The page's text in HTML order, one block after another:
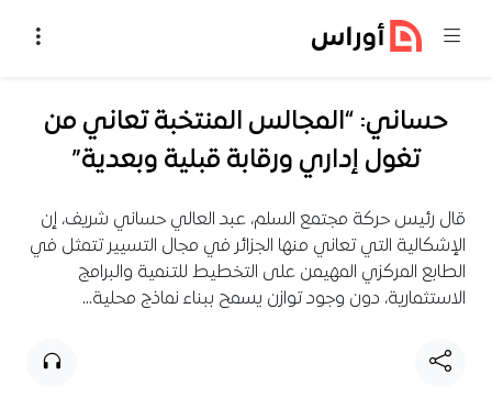
حساني: “المجالس المنتخبة تعاني من
تغول إداري ورقابة قبلية وبعدية”
قال رئيس حركة مجتمع السلم، عبد العالي حساني شريف، إن
الإشكالية التي تعاني منها الجزائر في مجال التسيير تتمثل في
الطابع المركزي المهيمن على التخطيط للتنمية والبرامج
الاستثمارية، دون وجود توازن يسمح ببناء نماذج محلية…